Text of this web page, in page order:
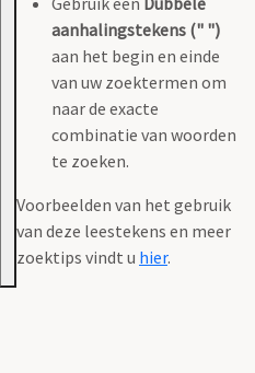
aanhalingstekens (" ")
aan het begin en einde
van uw zoektermen om
naar de exacte
combinatie van woorden
te zoeken.
Voorbeelden van het gebruik
van deze leestekens en meer
zoektips vindt u hier.